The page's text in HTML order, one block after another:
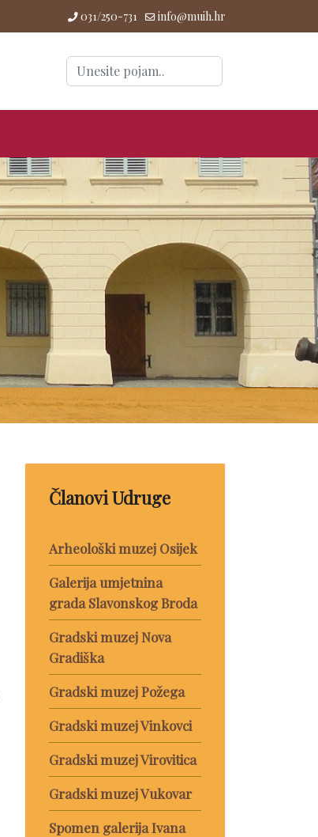
031/250-731 info@muih.hr
Traži
...
Članovi Udruge
Arheološki muzej Osijek
Galerija umjetnina
grada Slavonskog Broda
Gradski muzej Nova
Gradiška
Gradski muzej Požega
Gradski muzej Vinkovci
Gradski muzej Virovitica
Gradski muzej Vukovar
Spomen galerija Ivana